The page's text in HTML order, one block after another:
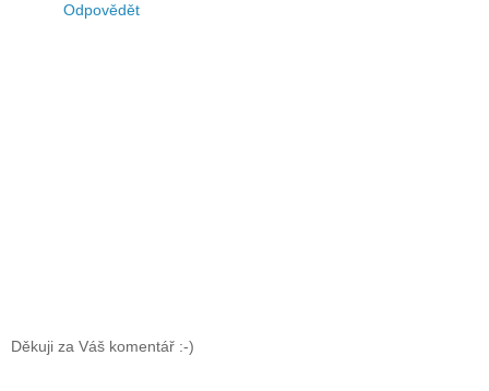
Odpovědět
Děkuji za Váš komentář :-)